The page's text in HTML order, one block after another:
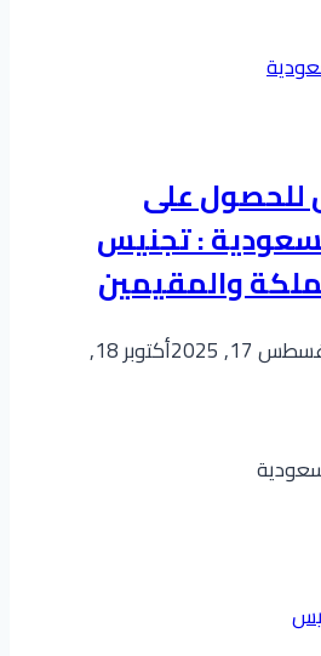
للحصول على
: تجنيس
والمقيمين
17, 2025
أكتوبر 18,